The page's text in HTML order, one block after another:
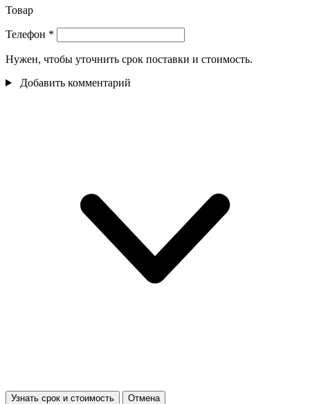
Товар
Телефон *
Нужен, чтобы уточнить срок поставки и стоимость.
Добавить комментарий
Узнать срок и стоимость Отмена